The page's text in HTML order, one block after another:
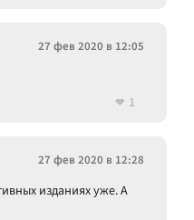
27 фев 2020 в 12:05
1
27 фев 2020 в 12:28
изданиях уже. А